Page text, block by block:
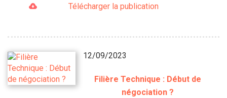
Télécharger la publication
12/09/2023
Filière Technique : Début de
négociation ?